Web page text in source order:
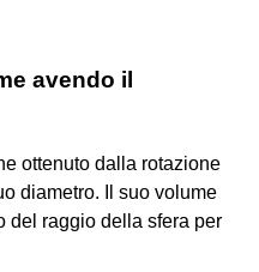
avendo il
ottenuto dalla rotazione
diametro. Il suo volume
del raggio della sfera per